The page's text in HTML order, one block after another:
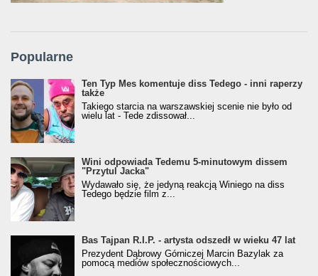
Popularne
Ten Typ Mes komentuje diss Tedego - inni raperzy
także
Takiego starcia na warszawskiej scenie nie było od
wielu lat - Tede zdissował...
Wini odpowiada Tedemu 5-minutowym dissem
"Przytul Jacka"
Wydawało się, że jedyną reakcją Winiego na diss
Tedego będzie film z...
Bas Tajpan R.I.P. - artysta odszedł w wieku 47 lat
Prezydent Dąbrowy Górniczej Marcin Bazylak za
pomocą mediów społecznościowych...